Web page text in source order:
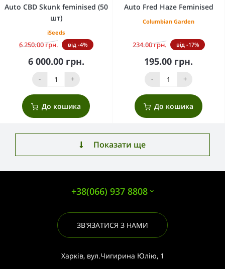
Auto CBD Skunk feminised (50
шт)
iSeeds
6 250.00 грн. від -4%
6 000.00 грн.
- +
До кошика
Auto Fred Haze Feminised
Columbian Garden
234.00 грн. від -17%
195.00 грн.
- +
До кошика
Показати ще
+38(066) 937 8808
ЗВ'ЯЗАТИСЯ З НАМИ
Харків, вул.Чигирина Юлію, 1